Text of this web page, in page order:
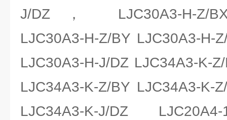
J/DZ， LJC30A3-H-Z/BX
LJC30A3-H-Z/BY LJC30A3-H-
LJC30A3-H-J/DZ LJC34A3-K-
LJC34A3-K-Z/BY LJC34A3-K-
LJC34A3-K-J/DZ LJC20A4-